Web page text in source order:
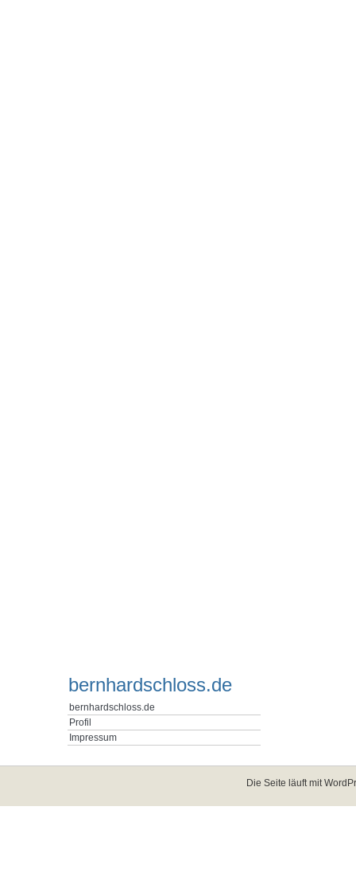
bernhardschloss.de
bernhardschloss.de
Profil
Impressum
Die Seite läuft mit